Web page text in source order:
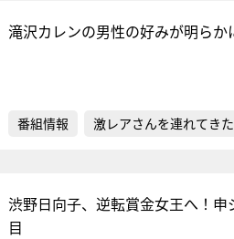
滝沢カレンの男性の好みが明ら
番組情報 激レアさんを連れてきた
渋野日向子、逆転賞金女王へ！
目